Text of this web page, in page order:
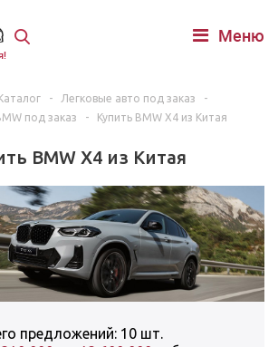
Меню
- Легковые авто под заказ
-
под заказ
- Купить BMW X4 из Китая
BMW X4 из Китая
предложений: 10 шт.